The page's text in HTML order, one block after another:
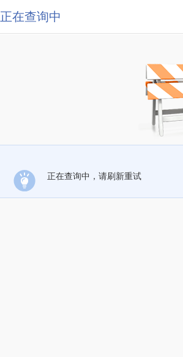
正在查询中
正在查询中，请刷新重试